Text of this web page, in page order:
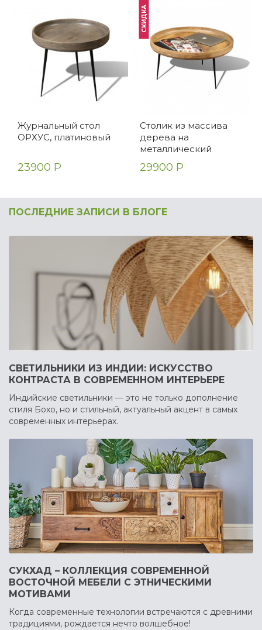
Журнальный стол
ОРХУС, платиновый
23900 Р
Столик из массива
дерева на
металлический
ножках КОЛАРИ
СКИДКА
29900 Р
ПОСЛЕДНИЕ ЗАПИСИ В БЛОГЕ
СВЕТИЛЬНИКИ ИЗ ИНДИИ: ИСКУССТВО
КОНТРАСТА В СОВРЕМЕННОМ ИНТЕРЬЕРЕ
Индийские светильники — это не только дополнение
стиля Бохо, но и стильный, актуальный акцент в самых
современных интерьерах.
СУКХАД – КОЛЛЕКЦИЯ СОВРЕМЕННОЙ
ВОСТОЧНОЙ МЕБЕЛИ С ЭТНИЧЕСКИМИ
МОТИВАМИ
Когда современные технологии встречаются с древними
традициями, рождается нечто волшебное!